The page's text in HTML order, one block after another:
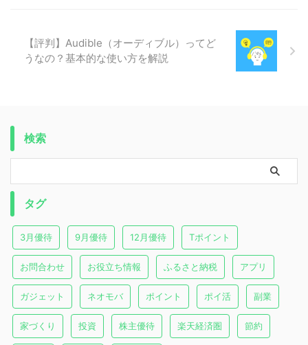
【評判】Audible（オーディブル）ってど
うなの？基本的な使い方を解説
検索
タグ
3月優待 9月優待 12月優待 Tポイント
お問合わせ お役立ち情報 ふるさと納税 アプリ
ガジェット ネオモバ ポイント ポイ活 副業
家づくり 投資 株主優待 楽天経済圏 節約